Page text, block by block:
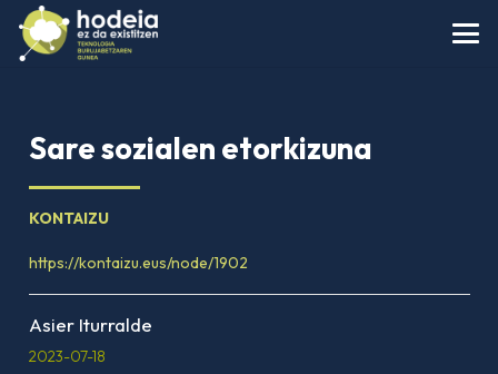
Sare sozialen etorkizuna
KONTAIZU
https://kontaizu.eus/node/1902
Asier Iturralde
2023-07-18